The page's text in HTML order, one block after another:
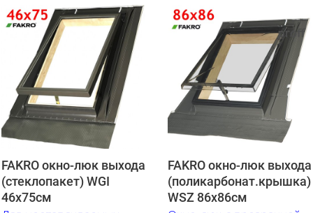
FAKRO окно-люк выхода
(стеклопакет) WGI
46х75см
FAKRO окно-люк выхода
(поликарбонат.крышка)
WSZ 86х86см